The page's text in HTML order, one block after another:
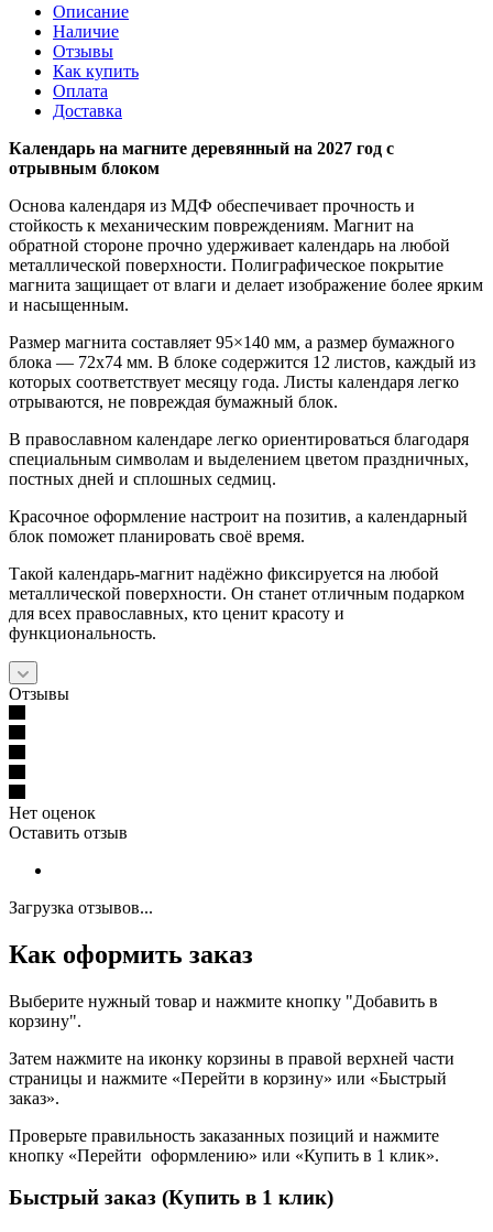
Описание
Наличие
Отзывы
Как купить
Оплата
Доставка
Календарь на магните деревянный на 2027 год с
отрывным блоком
Основа календаря из МДФ обеспечивает прочность и
стойкость к механическим повреждениям. Магнит на
обратной стороне прочно удерживает календарь на любой
металлической поверхности. Полиграфическое покрытие
магнита защищает от влаги и делает изображение более ярким
и насыщенным.
Размер магнита составляет 95×140 мм, а размер бумажного
блока — 72х74 мм. В блоке содержится 12 листов, каждый из
которых соответствует месяцу года. Листы календаря легко
отрываются, не повреждая бумажный блок.
В православном календаре легко ориентироваться благодаря
специальным символам и выделением цветом праздничных,
постных дней и сплошных седмиц.
Красочное оформление настроит на позитив, а календарный
блок поможет планировать своё время.
Такой календарь-магнит надёжно фиксируется на любой
металлической поверхности. Он станет отличным подарком
для всех православных, кто ценит красоту и
функциональность.
Отзывы
Нет оценок
Оставить отзыв
Загрузка отзывов...
Как оформить заказ
Выберите нужный товар и нажмите кнопку "Добавить в
корзину".
Затем нажмите на иконку корзины в правой верхней части
страницы и нажмите «Перейти в корзину» или «Быстрый
заказ».
Проверьте правильность заказанных позиций и нажмите
кнопку «Перейти оформлению» или «Купить в 1 клик».
Быстрый заказ (Купить в 1 клик)